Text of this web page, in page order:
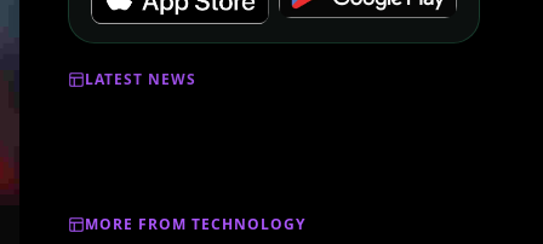
LATEST NEWS
MORE FROM TECHNOLOGY